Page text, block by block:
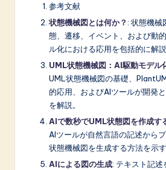
参考文献
状態機械図とは何か？ : 状態機械
態、遷移、イベント、および動
ル化における応用を包括的に解説
UML状態機械図：AI駆動モデル
UML状態機械図の基礎、
的応用、およびAIツールが開発
を解説。
AIで数秒でUML状態図を作成す
AIツールが自然言語の記述から
状態機械図を生成する方法を示す
AIによる図の生成: テキスト記述